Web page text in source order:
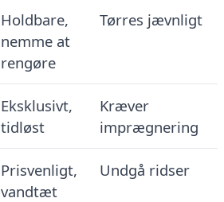
Holdbare,
nemme at
rengøre
Tørres jævnligt
Eksklusivt,
tidløst
Kræver
imprægnering
Prisvenligt,
vandtæt
Undgå ridser